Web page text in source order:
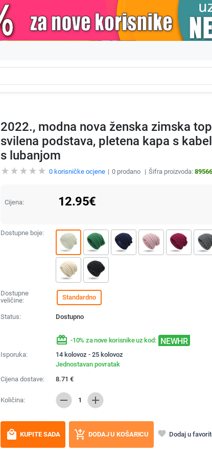
2022., modna nova ženska zimska
svilena podstava, pletena kapa s
s lubanjom
0korisničke ocjene 0prodano Šifra proizvoda:
Cijena: 12.95€
Dostupne boje:
Dostupne
veličine:
Standardno
Status: Dostupno
redeem -10% za nove korisnike uz kod: NEWHR
Isporuka:
14 kolovoz - 25 kolovoz
Jednostavan povratak
Cijena dostave:
8.71 €
Količina: remove 1 add
local_mall KUPITE SADA add_shopping_cart DODAJ U KOŠARICU favorite Dodaj u